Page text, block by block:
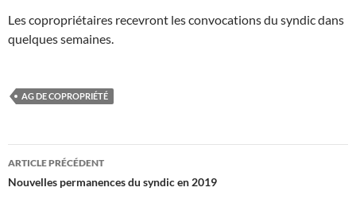
Les copropriétaires recevront les convocations du syndic dans
quelques semaines.
AG DE COPROPRIÉTÉ
Navigation
des
ARTICLE PRÉCÉDENT
Nouvelles permanences du syndic en 2019